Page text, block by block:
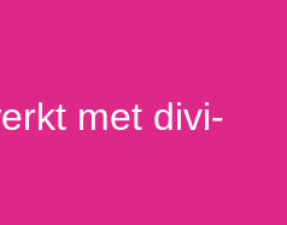
met divi-